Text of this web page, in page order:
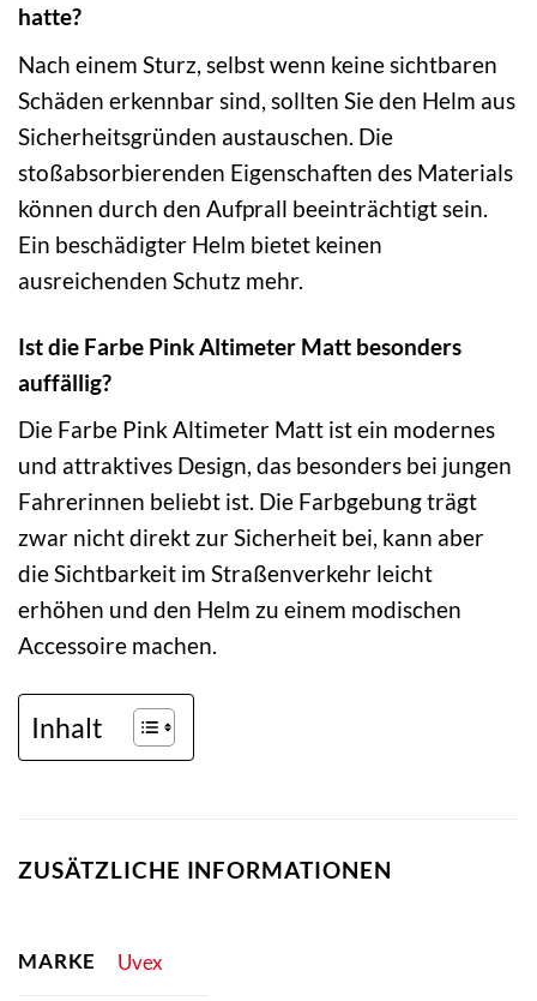
hatte?
Nach einem Sturz, selbst wenn keine sichtbaren
Schäden erkennbar sind, sollten Sie den Helm aus
Sicherheitsgründen austauschen. Die
stoßabsorbierenden Eigenschaften des Materials
können durch den Aufprall beeinträchtigt sein.
Ein beschädigter Helm bietet keinen
ausreichenden Schutz mehr.
Ist die Farbe Pink Altimeter Matt besonders
auffällig?
Die Farbe Pink Altimeter Matt ist ein modernes
und attraktives Design, das besonders bei jungen
Fahrerinnen beliebt ist. Die Farbgebung trägt
zwar nicht direkt zur Sicherheit bei, kann aber
die Sichtbarkeit im Straßenverkehr leicht
erhöhen und den Helm zu einem modischen
Accessoire machen.
Inhalt
ZUSÄTZLICHE INFORMATIONEN
MARKE Uvex